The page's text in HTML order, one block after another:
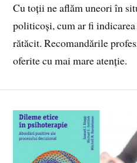
Cu toții ne aflăm uneori în
politicoși, cum ar fi
rătăcit. Recomandările
oferite cu mai mare atenție.